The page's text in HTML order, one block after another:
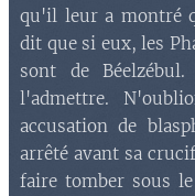
qu'il leur a montré
dit que si eux, les
sont de
l'admettre.
accusation de
arrêté avant sa
faire tomber sous